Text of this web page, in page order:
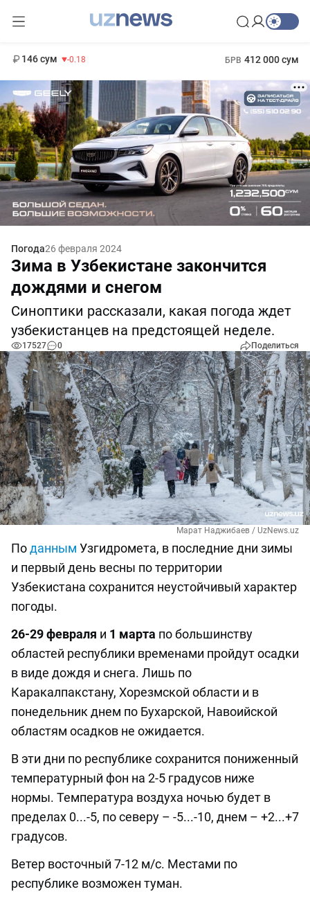
146 сум -0.18 БРВ 412 000 сум
Погода26 февраля 2024
Зима в Узбекистане закончится
дождями и снегом
Синоптики рассказали, какая погода ждет
узбекистанцев на предстоящей неделе.
17527 0 Поделиться
Марат Наджибаев / UzNews.uz
Поданным Узгидромета, в последние дни зимы
и первый день весны по территории
Узбекистана сохранится неустойчивый характер
погоды.
26-29 февраля и 1 марта по большинству
областей республики временами пройдут осадки
в виде дождя и снега. Лишь по
Каракалпакстану, Хорезмской области и в
понедельник днем по Бухарской, Навоийской
областям осадков не ожидается.
В эти дни по республике сохранится пониженный
температурный фон на 2-5 градусов ниже
нормы. Температура воздуха ночью будет в
пределах 0...-5, по северу – -5...-10, днем – +2...+7
градусов.
Ветер восточный 7-12 м/с. Местами по
республике возможен туман.